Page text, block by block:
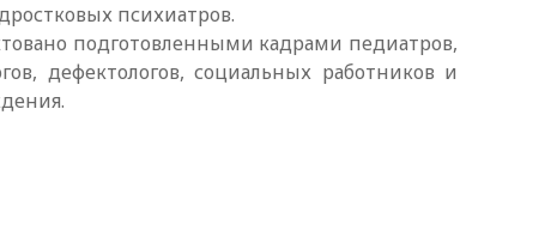
психиатров.
подготовленными кадрами педиатров,
дефектологов, социальных работников и